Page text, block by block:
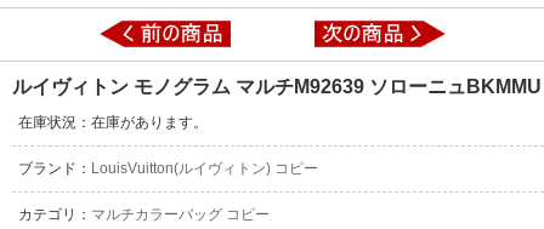
ルイヴィトン モノグラム マルチM92639 ソローニュBKMMU
在庫状況：在庫があります。
ブランド： LouisVuitton(ルイヴィトン) コピー
カテゴリ： マルチカラーバッグ コピー